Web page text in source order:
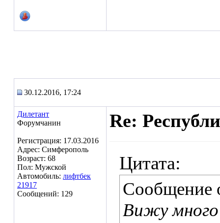
30.12.2016, 17:24
Дилетант
Форумчанин
Регистрация: 17.03.2016
Адрес: Симферополь
Возраст: 68
Пол: Мужской
Автомобиль: лифтбек
21917
Сообщений: 129
Re:
Цитата:
Сообщение
Вижу